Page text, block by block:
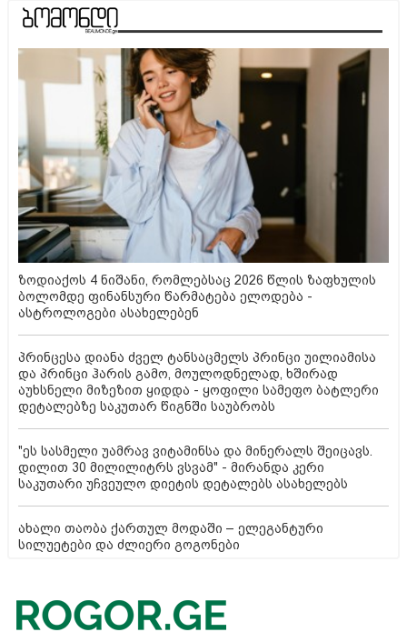
ზოდიაქოს 4 ნიშანი, რომლებსაც 2026 წლის ზაფხულის
ბოლომდე ფინანსური წარმატება ელოდება -
ასტროლოგები ასახელებენ
პრინცესა დიანა ძველ ტანსაცმელს პრინცი უილიამისა
და პრინცი ჰარის გამო, მოულოდნელად, ხშირად
აუხსნელი მიზეზით ყიდდა - ყოფილი სამეფო ბატლერი
დეტალებზე საკუთარ წიგნში საუბრობს
"ეს სასმელი უამრავ ვიტამინსა და მინერალს შეიცავს.
დილით 30 მილილიტრს ვსვამ" - მირანდა კერი
საკუთარი უჩვეულო დიეტის დეტალებს ასახელებს
ახალი თაობა ქართულ მოდაში – ელეგანტური
სილუეტები და ძლიერი გოგონები